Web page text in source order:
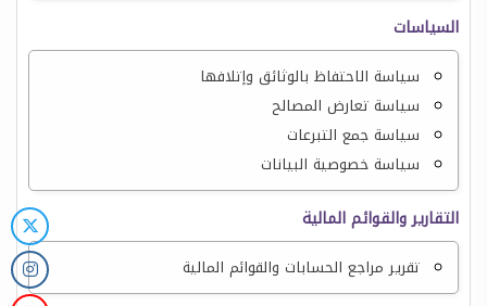
السياسات
سياسة الاحتفاظ بالوثائق وإتلافها
سياسة تعارض المصالح
سياسة جمع التبرعات
سياسة خصوصية البيانات
التقارير والقوائم المالية
تقرير مراجع الحسابات والقوائم المالية